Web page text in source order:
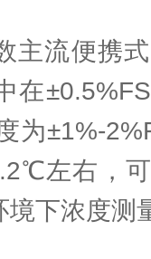
主流便携
在
为±1%-
左右，
境下浓度测